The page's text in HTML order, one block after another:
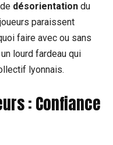
désorientation du
paraissent
faire avec ou sans
lourd fardeau qui
lyonnais.
: Confiance